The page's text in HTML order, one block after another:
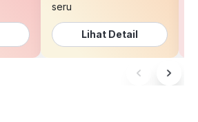
seru
Lihat Detail